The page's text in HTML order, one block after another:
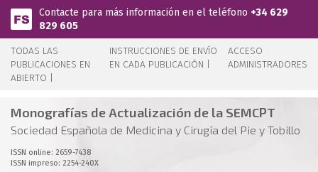
Pasar al contenido principal
Contacte para más información en el teléfono +34 629
829 605
TODAS LAS
PUBLICACIONES EN
ABIERTO |
INSTRUCCIONES DE ENVÍO
EN CADA PUBLICACIÓN |
ACCESO
ADMINISTRADORES
Monografías de Actualización de la SEMCPT
Sociedad Española de Medicina y Cirugía del Pie y Tobillo
ISSN online: 2659-7438
ISSN impreso: 2254-240X